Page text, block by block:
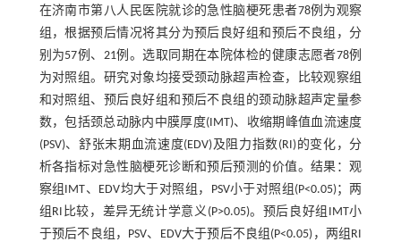
在济南市第八人民医院就诊的急性脑梗死患者78例为观察
组，根据预后情况将其分为预后良好组和预后不良组，分
别为57例、21例。选取同期在本院体检的健康志愿者78例
为对照组。研究对象均接受颈动脉超声检查，比较观察组
和对照组、预后良好组和预后不良组的颈动脉超声定量参
数，包括颈总动脉内中膜厚度(IMT)、收缩期峰值血流速度
(PSV)、舒张末期血流速度(EDV)及阻力指数(RI)的变化，分
析各指标对急性脑梗死诊断和预后预测的价值。结果：观
察组IMT、EDV均大于对照组，PSV小于对照组(P<0.05)；两
组RI比较，差异无统计学意义(P>0.05)。预后良好组IMT小
于预后不良组，PSV、EDV大于预后不良组(P<0.05)，两组RI